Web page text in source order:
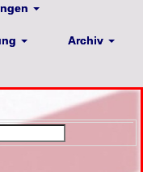
Archiv